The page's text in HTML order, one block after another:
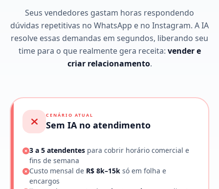
Seus vendedores gastam horas respondendo
dúvidas repetitivas no WhatsApp e no Instagram. A IA
resolve essas demandas em segundos, liberando seu
time para o que realmente gera receita: vender e
criar relacionamento.
CENÁRIO ATUAL
Sem IA no atendimento
3 a 5 atendentes para cobrir horário comercial e
fins de semana
Custo mensal de R$ 8k–15k só em folha e
encargos